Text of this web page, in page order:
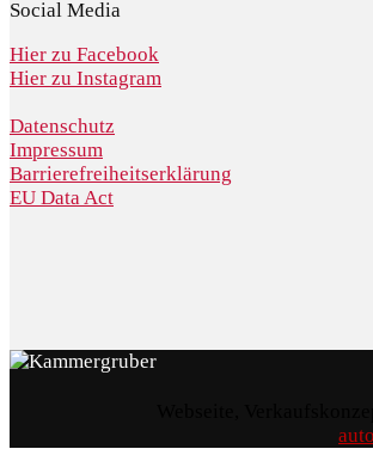
Social Media
Hier zu Facebook
Hier zu Instagram
Datenschutz
Impressum
Barrierefreiheitserklärung
EU Data Act